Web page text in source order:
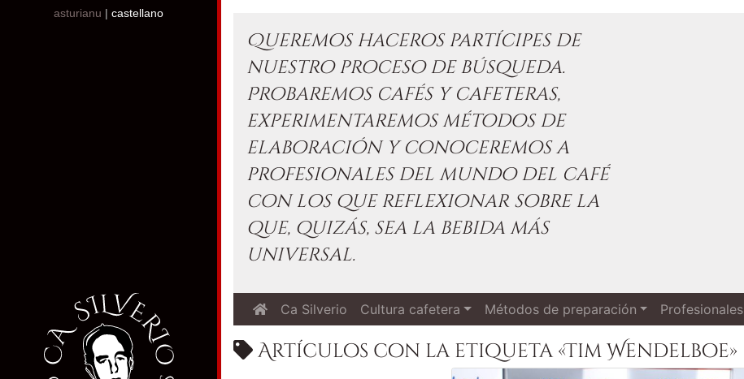
asturianu |castellano
Queremos haceros partícipes de
nuestro proceso de búsqueda.
Probaremos cafés y cafeteras,
experimentaremos métodos de
elaboración y conoceremos a
profesionales del mundo del café
con los que reflexionar sobre la
que, quizás, sea la bebida más
universal.
Ca Silverio Cultura cafetera Métodos de preparación Profesionales
Artículos con la etiqueta «Tim Wendelboe»